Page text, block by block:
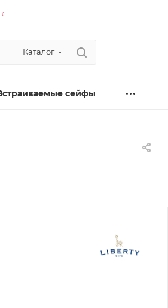
Каталог
сейфы